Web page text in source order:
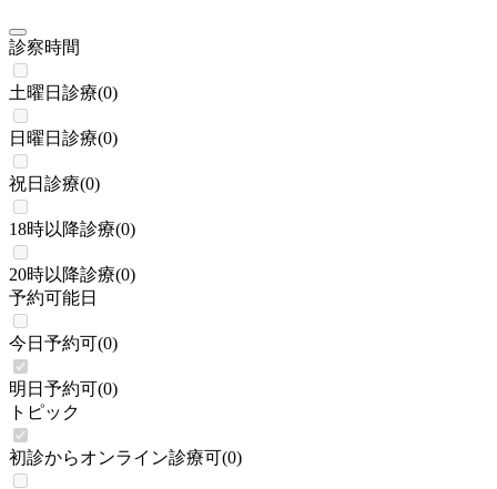
診察時間
土曜日診療(0)
日曜日診療(0)
祝日診療(0)
18時以降診療(0)
20時以降診療(0)
予約可能日
今日予約可(0)
明日予約可(0)
トピック
初診からオンライン診療可(0)